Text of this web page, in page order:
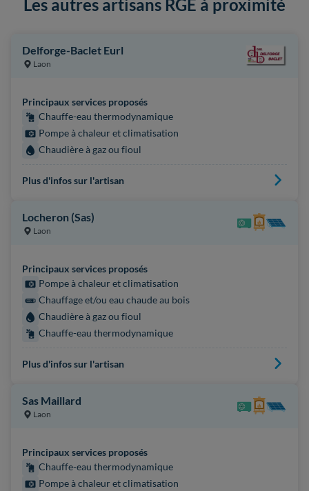
Les autres artisans RGE à proximité
Delforge-Baclet Eurl
Laon
Principaux services proposés
Chauffe-eau thermodynamique
Pompe à chaleur et climatisation
Chaudière à gaz ou fioul
Plus d'infos sur l'artisan
Locheron (Sas)
Laon
Principaux services proposés
Pompe à chaleur et climatisation
Chauffage et/ou eau chaude au bois
Chaudière à gaz ou fioul
Chauffe-eau thermodynamique
Plus d'infos sur l'artisan
Sas Maillard
Laon
Principaux services proposés
Chauffe-eau thermodynamique
Pompe à chaleur et climatisation